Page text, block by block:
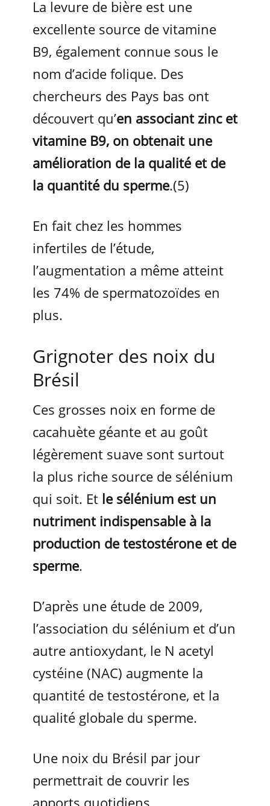
La levure de bière est une
excellente source de vitamine
B9, également connue sous le
nom d’acide folique. Des
chercheurs des Pays bas ont
découvert qu’en associant zinc et
vitamine B9, on obtenait une
amélioration de la qualité et de
la quantité du sperme.(5)
En fait chez les hommes
infertiles de l’étude,
l’augmentation a même atteint
les 74% de spermatozoïdes en
plus.
Grignoter des noix du
Brésil
Ces grosses noix en forme de
cacahuète géante et au goût
légèrement suave sont surtout
la plus riche source de sélénium
qui soit. Et le sélénium est un
nutriment indispensable à la
production de testostérone et de
sperme.
D’après une étude de 2009,
l’association du sélénium et d’un
autre antioxydant, le N acetyl
cystéine (NAC) augmente la
quantité de testostérone, et la
qualité globale du sperme.
Une noix du Brésil par jour
permettrait de couvrir les
apports quotidiens